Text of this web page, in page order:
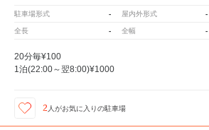
駐車場形式 - 屋内外形式 -
全長 - 全幅 -
20分毎¥100
1泊(22:00～翌8:00)¥1000
2 人がお気に入りの駐車場